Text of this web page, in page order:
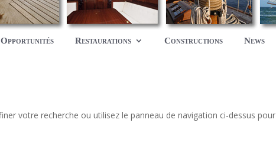
Opportunités Restaurations Constructions News
votre recherche ou utilisez le panneau de navigation ci-dessus pour